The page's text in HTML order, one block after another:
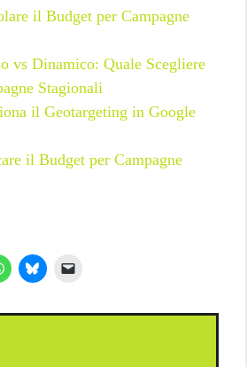
il Budget per Campagne
vs Dinamico: Quale Scegliere
Stagionali
il Geotargeting in Google
il Budget per Campagne